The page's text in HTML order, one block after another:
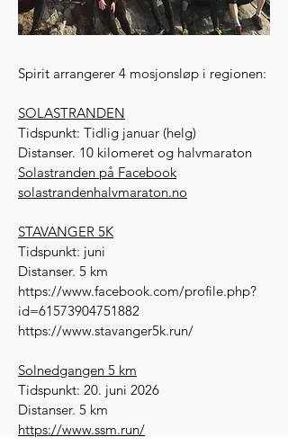
Spirit arrangerer 4 mosjonsløp i regionen:
SOLASTRANDEN
Tidspunkt: Tidlig januar (helg)
Distanser. 10 kilomeret og halvmaraton
Solastranden på Facebook
solastrandenhalvmaraton.no
STAVANGER 5K
Tidspunkt: juni
Distanser. 5 km
https://www.facebook.com/profile.php?
id=61573904751882
https://www.stavanger5k.run/
Solnedgangen 5 km
Tidspunkt: 20. juni 2026
Distanser. 5 km
https://www.ssm.run/